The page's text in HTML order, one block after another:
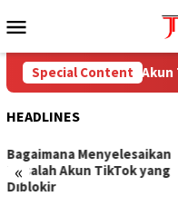
to
Menu
Special Content
Cara Mengatasi Akun
HEADLINES
«
Bagaimana Menyelesaikan
Masalah Akun TikTok yang
Diblokir